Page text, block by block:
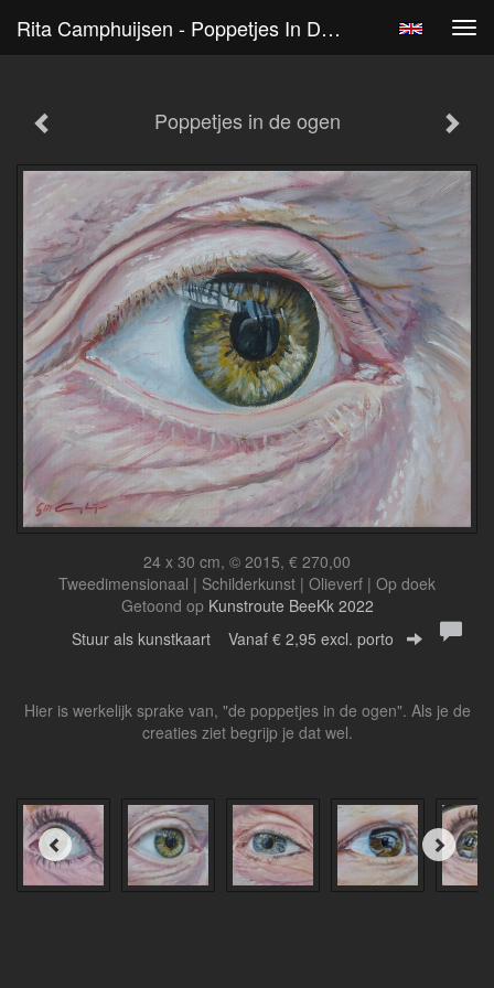
Rita Camphuijsen - Poppetjes In De Ogen
Poppetjes in de ogen
24 x 30 cm, © 2015, € 270,00
Tweedimensionaal | Schilderkunst | Olieverf | Op doek
Getoond op Kunstroute BeeKk 2022
Stuur als kunstkaart Vanaf € 2,95 excl. porto
Hier is werkelijk sprake van, "de poppetjes in de ogen". Als je de
creaties ziet begrijp je dat wel.